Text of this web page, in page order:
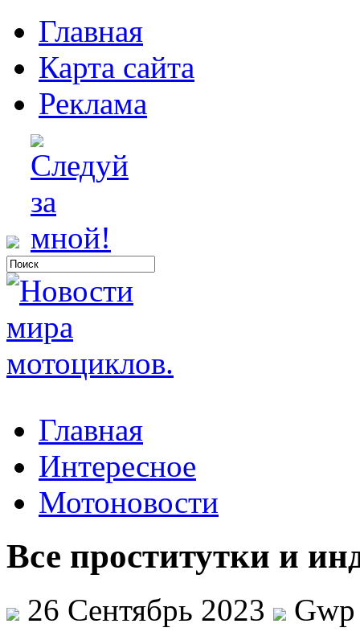
Главная
Карта сайта
Реклама
Главная
Интересное
Мотоновости
Все проститутки и
26 Сентябрь 2023
Gwp